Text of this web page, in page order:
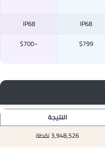
IP68
IP68
$799
~$700
النتيجة
3,948,526 نقطة